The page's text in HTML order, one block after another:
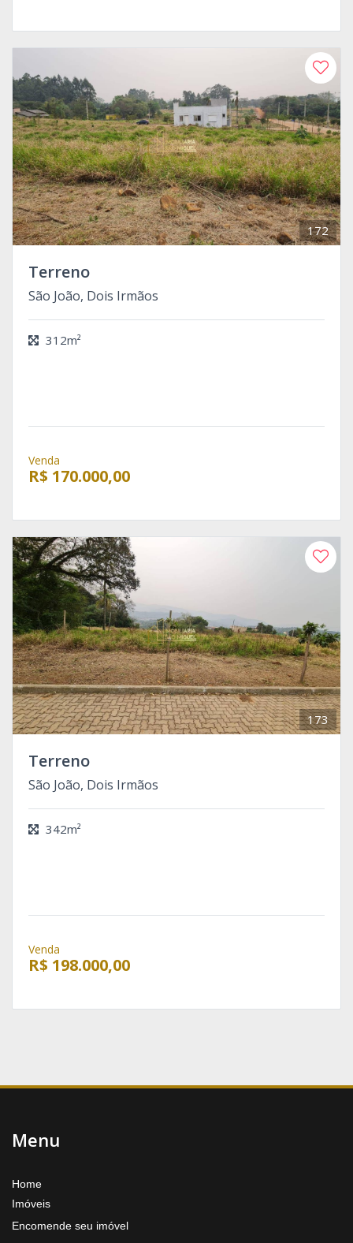
172
Terreno
São João, Dois Irmãos
312m²
Venda
R$ 170.000,00
173
Terreno
São João, Dois Irmãos
342m²
Venda
R$ 198.000,00
Menu
Home
Imóveis
Encomende seu imóvel